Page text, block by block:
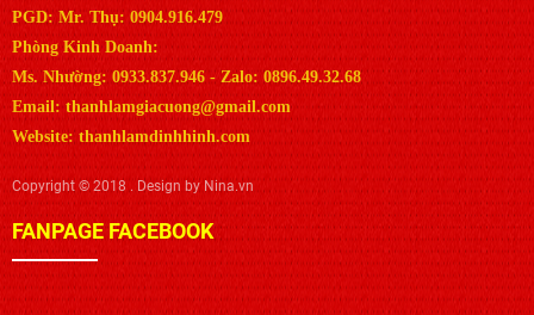
PGD: Mr. Thụ: 0904.916.479
Phòng Kinh Doanh:
Ms. Nhường: 0933.837.946 - Zalo: 0896.49.32.68
Email: thanhlamgiacuong@gmail.com
Website: thanhlamdinhhinh.com
Copyright © 2018 . Design by Nina.vn
FANPAGE FACEBOOK